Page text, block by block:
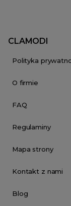
CLAMODI
Polityka
O firmie
FAQ
Regulaminy
Mapa strony
Kontakt z nami
Blog